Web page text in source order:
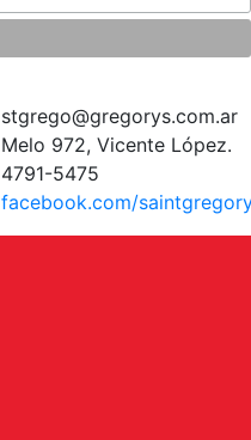
stgrego@gregorys.com.ar
Melo 972, Vicente López.
4791-5475
facebook.com/